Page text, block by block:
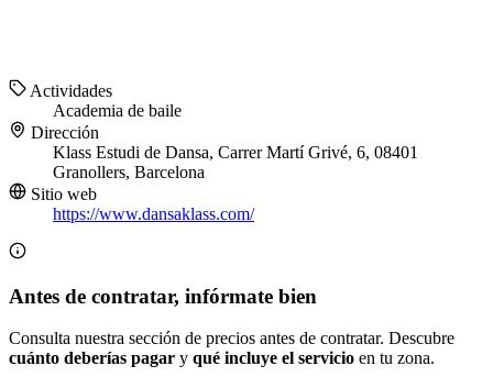
Actividades
Academia de baile
Dirección
Klass Estudi de Dansa, Carrer Martí Grivé, 6, 08401
Granollers, Barcelona
Sitio web
https://www.dansaklass.com/
Antes de contratar, infórmate bien
Consulta nuestra sección de precios antes de contratar. Descubre
cuánto deberías pagar y qué incluye el servicio en tu zona.